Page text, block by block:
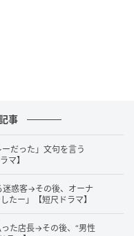
れた女性が同僚女性
向かいの席では、男
いました。
事
だった」文句を言う
マ】
迷惑客→その後、オーナ
たー」【短尺ドラマ】
った店長→その後、“男性